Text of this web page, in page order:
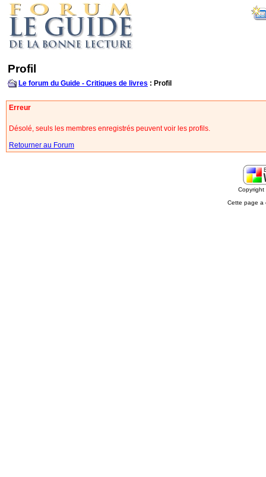
Profil
Le forum du Guide - Critiques de livres : Profil
Erreur
Désolé, seuls les membres enregistrés peuvent voir les profils.
Retourner au Forum
Cette page a